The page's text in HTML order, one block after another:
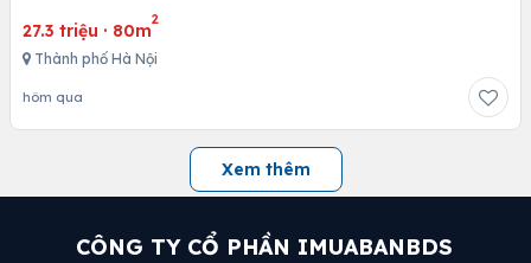
27.3 triệu · 80m
2
Thành phố Hà Nội
hôm qua
Xem thêm
CÔNG TY CỔ PHẦN IMUABANBDS